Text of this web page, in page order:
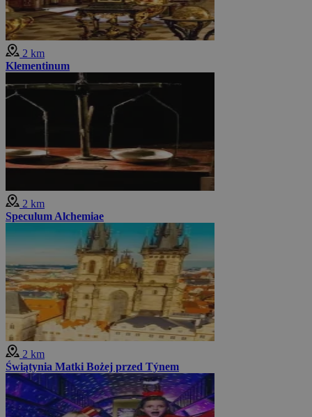
2 km
Klementinum
2 km
Speculum Alchemiae
2 km
Świątynia Matki Bożej przed Týnem